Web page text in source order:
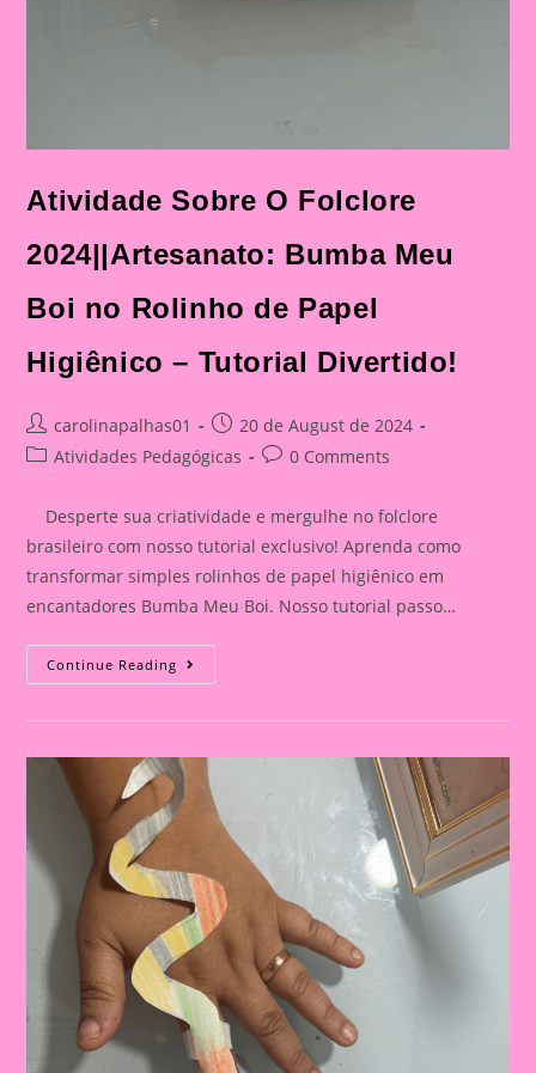
Atividade Sobre O Folclore
2024||Artesanato: Bumba Meu
Boi no Rolinho de Papel
Higiênico – Tutorial Divertido!
Post
author:
carolinapalhas01
Post
published:
20 de August de 2024
PostAtividades Pedagógicas
Post0 Comments
Desperte sua criatividade e mergulhe no folclore
brasileiro com nosso tutorial exclusivo! Aprenda como
transformar simples rolinhos de papel higiênico em
encantadores Bumba Meu Boi. Nosso tutorial passo…
Continue Reading Atividade
Sobre
Folclore
Meu
No
Rolinho
Higiênico
–
Tutorial
Divertido!